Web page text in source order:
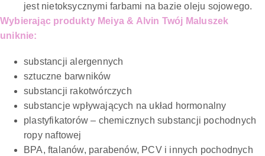
jest nietoksycznymi farbami na bazie oleju sojowego.
Wybierając produkty Meiya & Alvin Twój Maluszek
uniknie:
substancji alergennych
sztuczne barwników
substancji rakotwórczych
substancje wpływających na układ hormonalny
plastyfikatorów – chemicznych substancji pochodnych
ropy naftowej
BPA, ftalanów, parabenów, PCV i innych pochodnych